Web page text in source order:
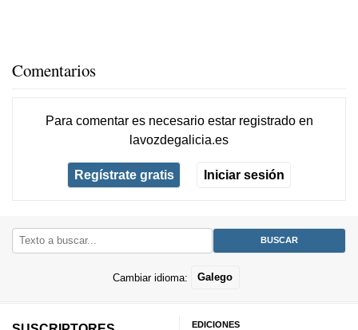
Comentarios
Para comentar es necesario estar registradoen
lavozdegalicia.es
Regístrate gratis Iniciar sesión
Cambiar idioma: Galego
EDICIONES